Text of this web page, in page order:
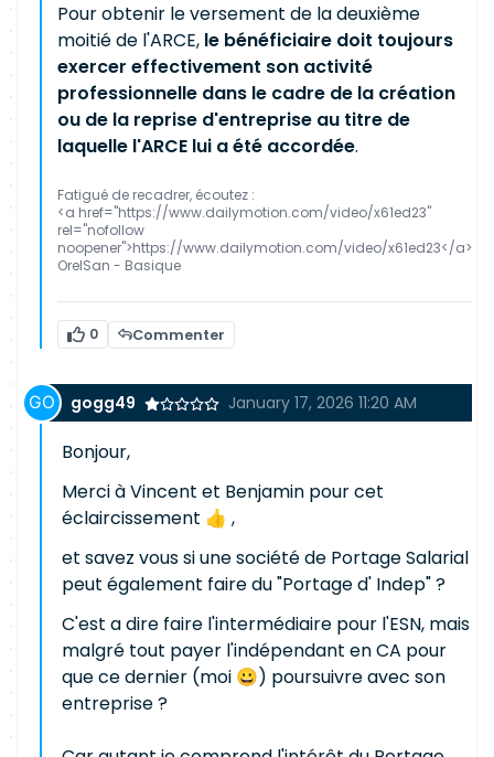
Pour obtenir le versement de la deuxième
moitié de l'ARCE, le bénéficiaire doit toujours
exercer effectivement son activité
professionnelle dans le cadre de la création
ou de la reprise d'entreprise au titre de
laquelle l'ARCE lui a été accordée.
Fatigué de recadrer, écoutez :
<a href="https://www.dailymotion.com/video/x61ed23"
rel="nofollow
noopener">https://www.dailymotion.com/video/x61ed23</a>
OrelSan - Basique
0 Commenter
gogg49 January 17, 2026 11:20 AM
Bonjour,
Merci à Vincent et Benjamin pour cet
éclaircissement 👍 ,
et savez vous si une société de Portage Salarial
peut également faire du "Portage d' Indep" ?
C'est a dire faire l'intermédiaire pour l'ESN, mais
malgré tout payer l'indépendant en CA pour
que ce dernier (moi 😀) poursuivre avec son
entreprise ?